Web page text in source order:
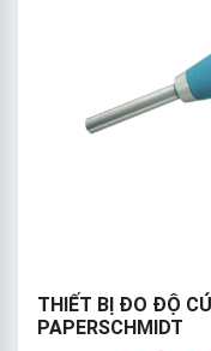
THIẾT BỊ ĐO ĐỘ
PAPERSCHMIDT